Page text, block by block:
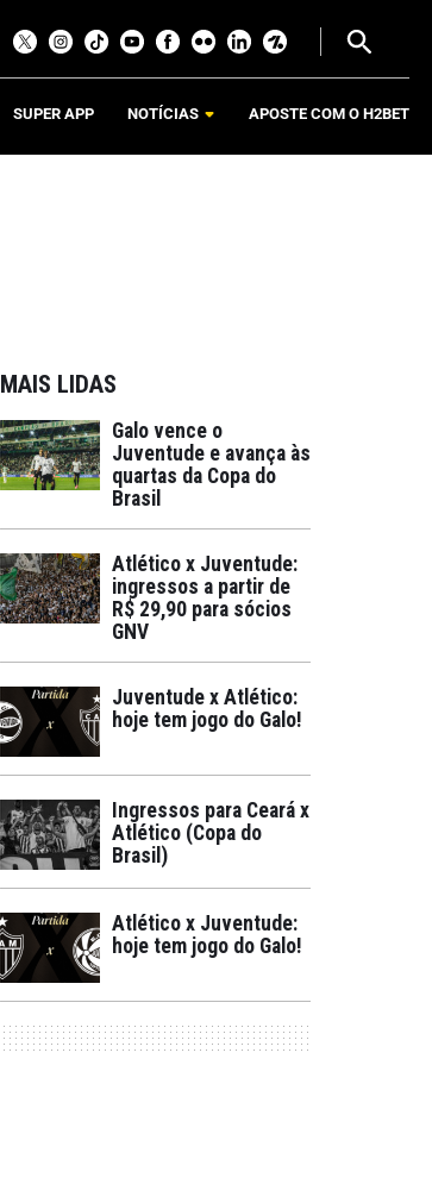
SUPER APP NOTÍCIAS APOSTE COM O H2BET
MAIS LIDAS
Galo vence o
Juventude e avança às
quartas da Copa do
Brasil
Atlético x Juventude:
ingressos a partir de
R$ 29,90 para sócios
GNV
Juventude x Atlético:
hoje tem jogo do Galo!
Ingressos para Ceará x
Atlético (Copa do
Brasil)
Atlético x Juventude:
hoje tem jogo do Galo!